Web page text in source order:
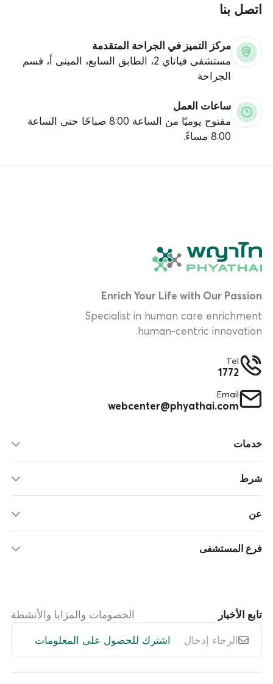
اتصل بنا
مركز التميز في الجراحة المتقدمة
مستشفى فياتاي 2، الطابق السابع، المبنى أ، قسم
الجراحة
ساعات العمل
مفتوح يوميًا من الساعة 8:00 صباحًا حتى الساعة
8:00 مساءً.
Enrich Your Life with Our Passion
Specialist in human care enrichment
human-centric innovation.
Tel
1772
Email
webcenter@phyathai.com
خدمات
شرط
عن
فرع المستشفى
تابع الأخبار
الخصومات والمزايا والأنشطة
اشترك للحصول على المعلومات